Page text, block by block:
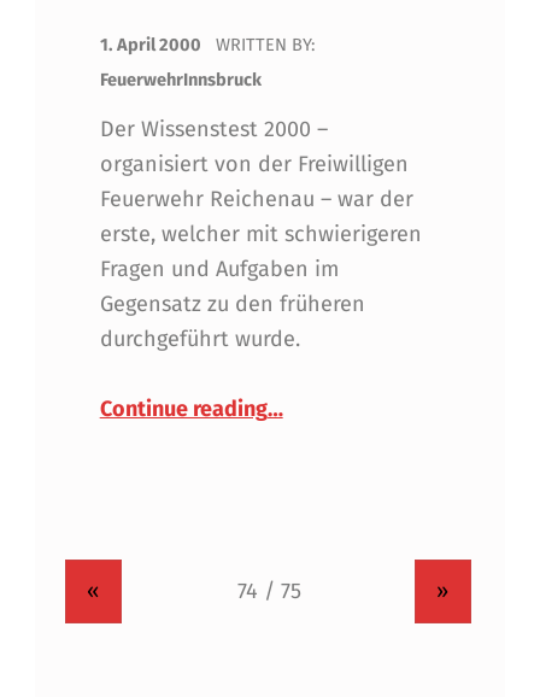
1. April 2000
WRITTEN BY:
FeuerwehrInnsbruck
Der Wissenstest 2000 –
organisiert von der Freiwilligen
Feuerwehr Reichenau – war der
erste, welcher mit schwierigeren
Fragen und Aufgaben im
Gegensatz zu den früheren
durchgeführt wurde.
Continue reading…
« »